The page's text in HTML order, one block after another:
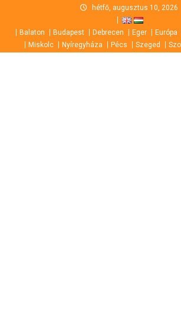
content
hétfő, augusztus 10, 2026
Balaton Budapest Debrecen Eger Európa
Miskolc
Nyíregyháza Pécs Szeged